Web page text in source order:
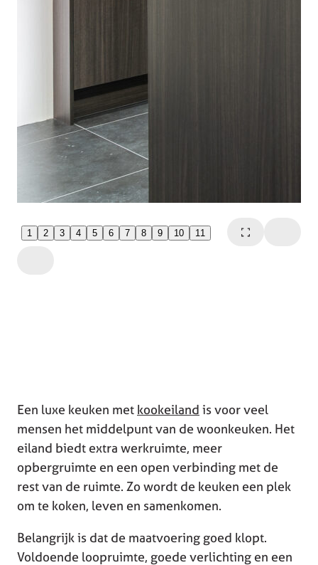
1 2 3 4 5 6 7 8 9 10 11
Een luxe keuken met kookeiland is voor veel
mensen het middelpunt van de woonkeuken. Het
eiland biedt extra werkruimte, meer
opbergruimte en een open verbinding met de
rest van de ruimte. Zo wordt de keuken een plek
om te koken, leven en samenkomen.
Belangrijk is dat de maatvoering goed klopt.
Voldoende loopruimte, goede verlichting en een